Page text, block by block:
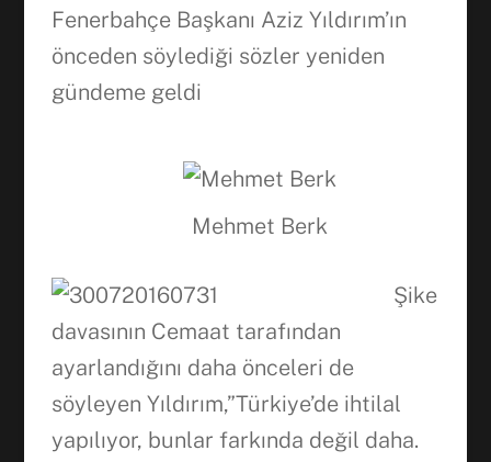
Fenerbahçe Başkanı Aziz Yıldırım’ın
önceden söylediği sözler yeniden
gündeme geldi
Mehmet Berk
Şike
davasının Cemaat tarafından
ayarlandığını daha önceleri de
söyleyen Yıldırım,”Türkiye’de ihtilal
yapılıyor, bunlar farkında değil daha.